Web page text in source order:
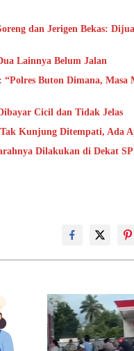
dan Jerigen Bekas:
Lainnya Belum Jalan
Buton Dimana, Masa
Cicil dan Tidak Jelas
Kunjung Ditempati, Ada
Dilakukan di Dekat